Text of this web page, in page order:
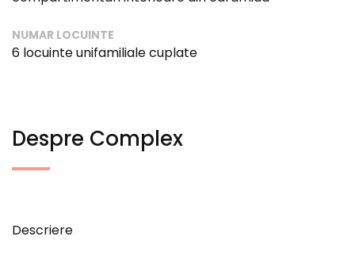
NUMAR LOCUINTE
6 locuinte unifamiliale cuplate
Despre Complex
Descriere